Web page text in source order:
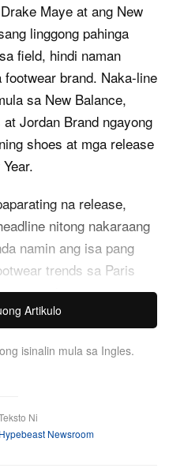
Maye at ang New
linggong pahinga
field, hindi naman
footwear brand. Naka-line
sa New Balance,
Jordan Brand ngayong
shoes at mga release
na release,
nitong nakaraang
namin ang isa pang
trends sa Paris
ang sinuot ng mga
global ambassador
ng SB-branded
pinatutunayan ng brand
Artikulo
isinalin mula sa Ingles.
Ni
Hypebeast Newsroom